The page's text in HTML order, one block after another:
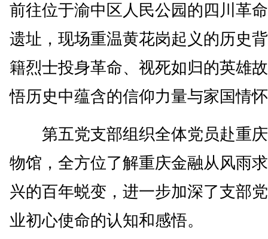
前往位于渝中区人民公园的四川革
遗址，现场重温黄花岗起义的历史
籍烈士投身革命、视死如归的英雄
悟历史中蕴含的信仰力量与家国情
第五党支部组织全体党员赴重庆
物馆，全方位了解重庆金融从风雨
兴的百年蜕变，进一步加深了支部
业初心使命的认知和感悟。